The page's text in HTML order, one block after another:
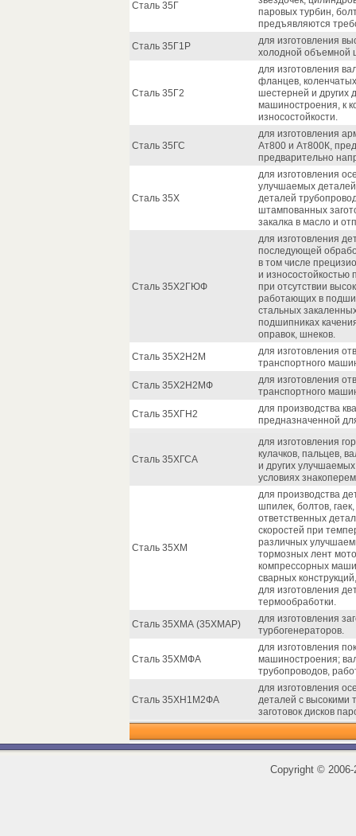
Сталь 35Г
паровых турбин,
предъявляются
Сталь 35Г1Р
для изготовления
холодной объемной
Сталь 35Г2
для изготовления
фланцев,
шестерней и других
машиностроения, к
износостойкости.
Сталь 35ГС
для изготовления
Ат800 и Ат800К,
предварительно
Сталь 35Х
для изготовления
улучшаемых
деталей
штампованных
закалка в масло и
Сталь 35Х2ГЮФ
для изготовления
последующей
в том числе
и износостойкостью
при отсутствии
работающих в
стальных
подшипниках
оправок, шнеков.
Сталь 35Х2Н2М
для изготовления
транспортного
Сталь 35Х2Н2МФ
для изготовления
транспортного
Сталь 35ХГН2
для производства
предназначенной
Сталь 35ХГСА
для изготовления
кулачков, пальцев,
и других
условиях
Сталь 35ХМ
для производства
шпилек, болтов,
ответственных
скоростей при
различных
тормозных лент
компрессорных
сварных
для изготовления
термообработки.
Сталь 35ХМА (35ХМАР)
для изготовления
турбогенераторов.
Сталь 35ХМФА
для изготовления
машиностроения;
трубопроводов,
Сталь 35ХН1М2ФА
для изготовления
деталей с высокими
заготовок дисков
Copyright ©